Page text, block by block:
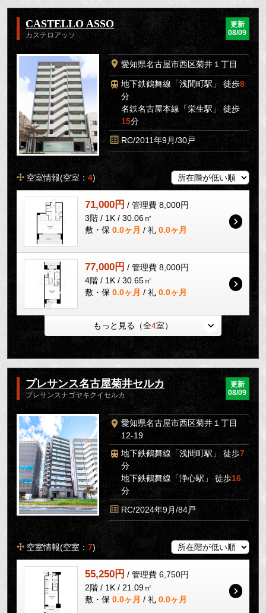
CASTELLO ASSO
カステロアッソ
更新
08/09
愛知県名古屋市西区菊井１丁目
地下鉄鶴舞線「浅間町駅」 徒歩8
分
名鉄名古屋本線「栄生駅」 徒歩
15分
RC/2011年9月/30戸
空室情報(空室：4)
71,000円 / 管理費 8,000円
3階 / 1K / 30.06㎡
敷・保 0.0ヶ月 / 礼 0.0ヶ月
77,000円 / 管理費 8,000円
4階 / 1K / 30.65㎡
敷・保 0.0ヶ月 / 礼 0.0ヶ月
もっと見る（全4室）
プレサンス名古屋菊井セルカ
プレサンスナゴヤキクイセルカ
更新
08/09
愛知県名古屋市西区菊井１丁目
12-19
地下鉄鶴舞線「浅間町駅」 徒歩7
分
地下鉄鶴舞線「浄心駅」 徒歩16
分
RC/2024年9月/84戸
空室情報(空室：7)
55,250円 / 管理費 6,750円
2階 / 1K / 21.09㎡
敷・保 0.0ヶ月 / 礼 0.0ヶ月